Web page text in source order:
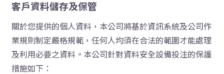
客戶資料儲存及保管
關於您提供的個人資料，本公司將基於資訊系統及公司作
業規則制定嚴格規範，任何人均須在合法的範圍才能處理
及利用必要之資料。本公司針對資料安全設備投注的保護
措施如下：